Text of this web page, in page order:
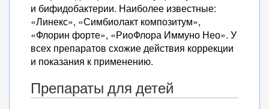
и бифидобактерии. Наиболее известные:
«Линекс», «Симбиолакт композитум»,
«Флорин форте», «РиоФлора Иммуно Нео». У
всех препаратов схожие действия коррекции
и показания к применению.
Препараты для детей